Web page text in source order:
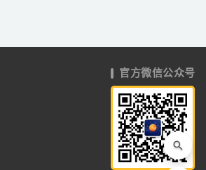
官方微信公众号